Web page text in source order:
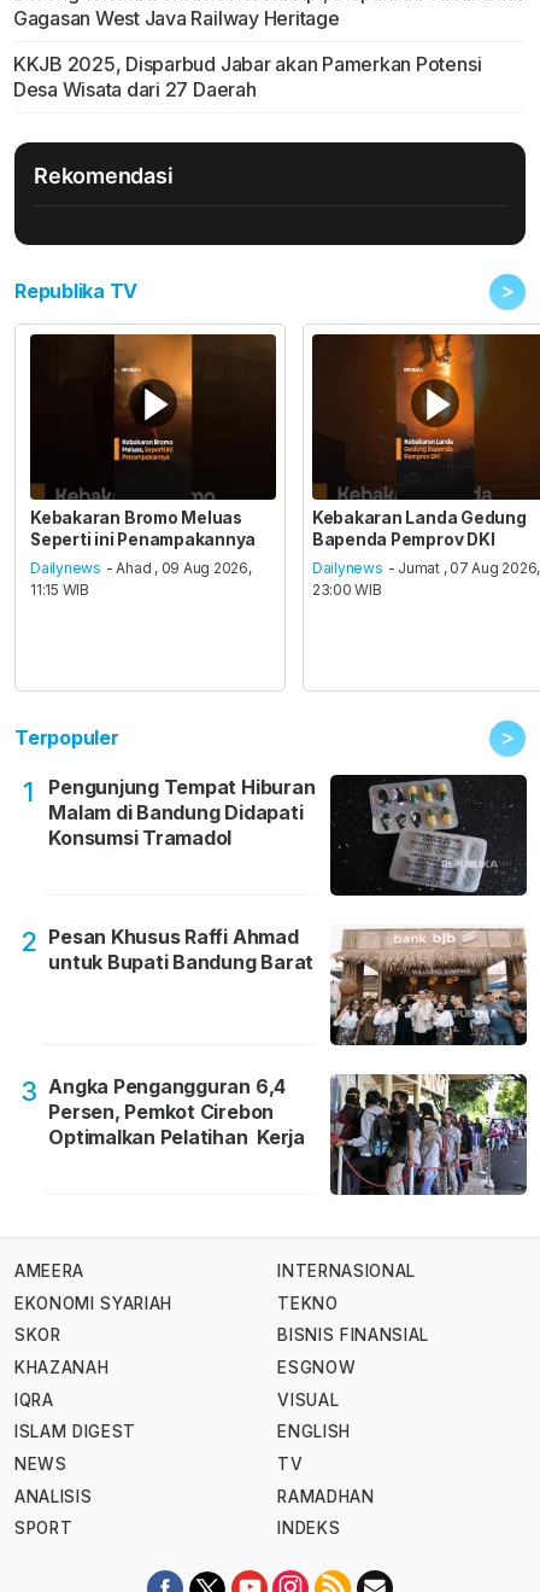
Gagasan West Java Railway Heritage
KKJB 2025, Disparbud Jabar akan Pamerkan Potensi
Desa Wisata dari 27 Daerah
Rekomendasi
Republika TV >
Kebakaran Bromo Meluas
Seperti ini Penampakannya
Dailynews - Ahad , 09 Aug 2026,
11:15 WIB
Kebakaran Landa Gedung
Bapenda Pemprov DKI
Dailynews - Jumat , 07 Aug 2026,
23:00 WIB
Terpopuler >
1
Pengunjung Tempat Hiburan
Malam di Bandung Didapati
Konsumsi Tramadol
2 Pesan Khusus Raffi Ahmad
untuk Bupati Bandung Barat
3 Angka Pengangguran 6,4
Persen, Pemkot Cirebon
Optimalkan Pelatihan Kerja
AMEERA
EKONOMI SYARIAH
SKOR
KHAZANAH
IQRA
ISLAM DIGEST
NEWS
ANALISIS
SPORT
INTERNASIONAL
TEKNO
BISNIS FINANSIAL
ESGNOW
VISUAL
ENGLISH
TV
RAMADHAN
INDEKS